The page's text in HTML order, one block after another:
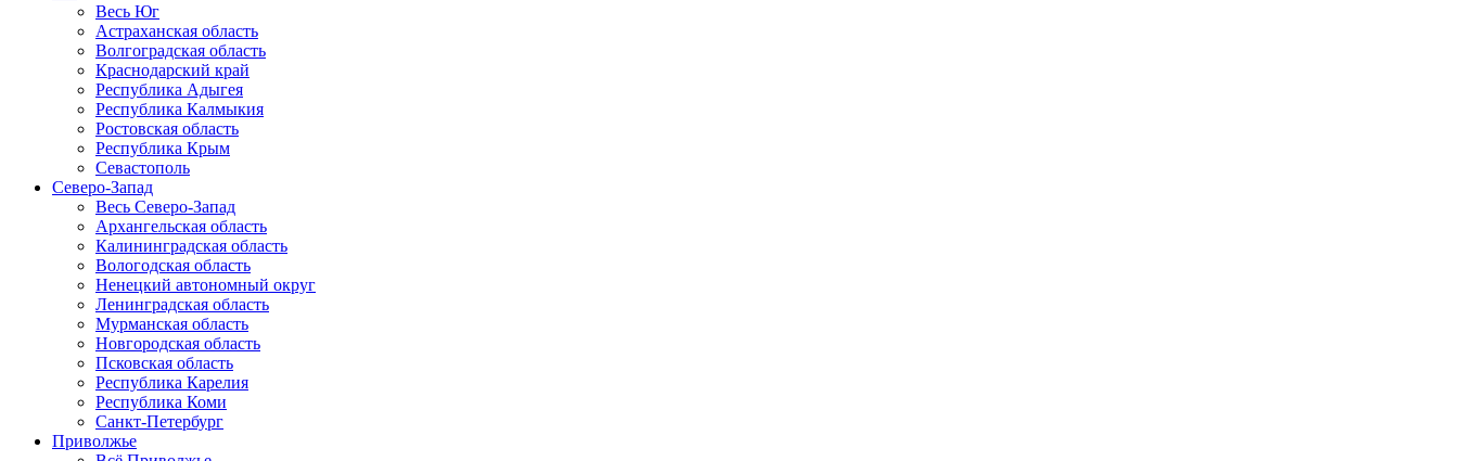
Весь Юг
Астраханская область
Волгоградская область
Краснодарский край
Республика Адыгея
Республика Калмыкия
Ростовская область
Республика Крым
Севастополь
Северо-Запад
Весь Северо-Запад
Архангельская область
Калининградская область
Вологодская область
Ненецкий автономный округ
Ленинградская область
Мурманская область
Новгородская область
Псковская область
Республика Карелия
Республика Коми
Санкт-Петербург
Приволжье